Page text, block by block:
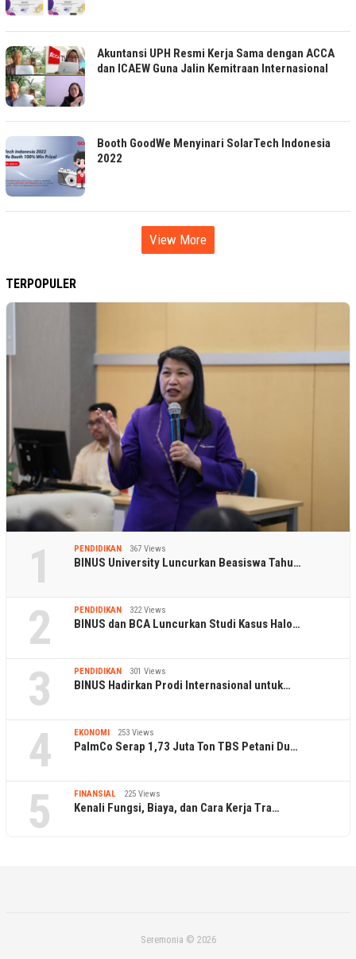
Akuntansi UPH Resmi Kerja Sama dengan ACCA
dan ICAEW Guna Jalin Kemitraan Internasional
Booth GoodWe Menyinari SolarTech Indonesia
2022
View More
TERPOPULER
1 PENDIDIKAN 367 Views
BINUS University Luncurkan Beasiswa Tahu…
2 PENDIDIKAN 322 Views
BINUS dan BCA Luncurkan Studi Kasus Halo…
3 PENDIDIKAN 301 Views
BINUS Hadirkan Prodi Internasional untuk…
4 EKONOMI 253 Views
PalmCo Serap 1,73 Juta Ton TBS Petani Du…
5 FINANSIAL 225 Views
Kenali Fungsi, Biaya, dan Cara Kerja Tra…
Seremonia © 2026